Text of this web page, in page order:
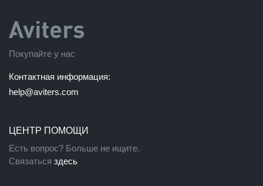
Покупайте у нас
Контактная информация:
help@aviters.com
ЦЕНТР ПОМОЩИ
Есть вопрос? Больше не ищите.
Связаться здесь